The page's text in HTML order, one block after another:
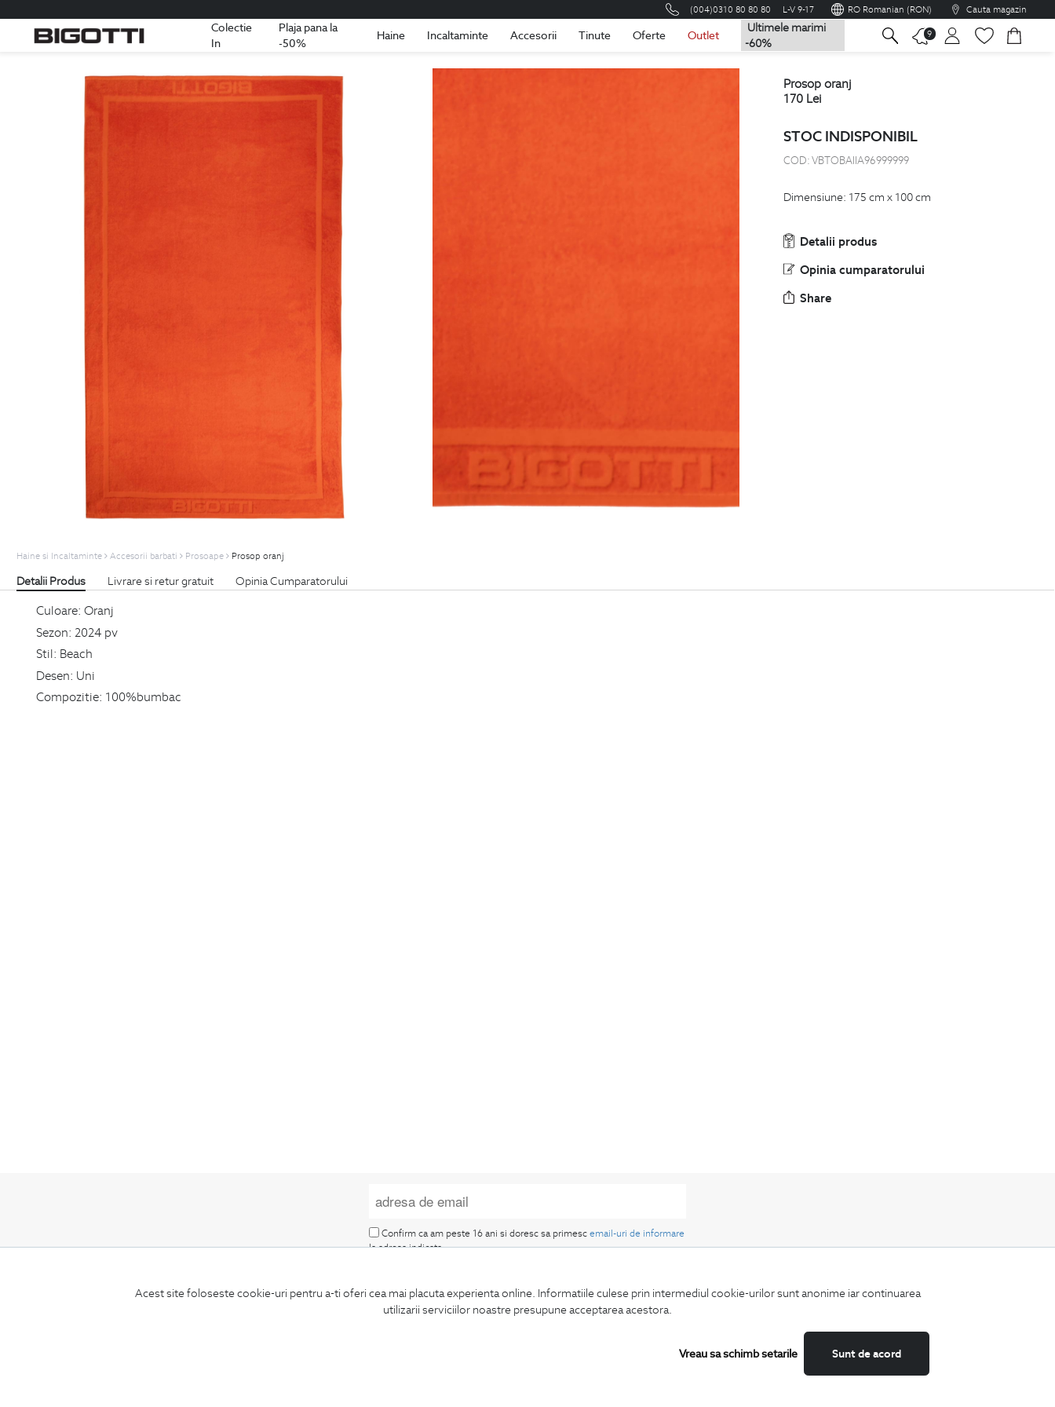
Acest site foloseste cookie-uri pentru a-ti oferi cea mai placuta experienta online. Informatiile culese prin intermediul cookie-urilor sunt anonime iar continuarea
utilizarii serviciilor noastre presupune acceptarea acestora.
Sunt de acord
Vreau sa schimb setarile
(004)0310 80 80 80 L-V 9-17 RO Romanian (RON) Cauta magazin
Colectie
In
Plaja pana la
-50%
Haine Incaltaminte Accesorii Tinute Oferte Outlet
Ultimele marimi
-60%
9
Romania Romana
prosop oranj
170 Lei
STOC INDISPONIBIL
COD:VBTOBAIIA96999999
Dimensiune: 175 cm x 100 cm
Detalii produs
Opinia cumparatorului
Share
Haine si Incaltaminte Accesorii barbati Prosoape Prosop oranj
Detalii Produs Livrare si retur gratuit Opinia Cumparatorului
Culoare: Oranj
Sezon: 2024 pv
Stil: Beach
Desen: Uni
Compozitie: 100%bumbac
LA NEWSLETTER
Confirm ca am peste 16 ani si doresc sa primescemail-uri de informare
la adresa indicata.
oferte speciale si trenduri in moda masculina.